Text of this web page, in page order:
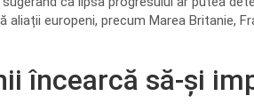
aliații europeni, precum Marea Britanie,
încearcă să-și